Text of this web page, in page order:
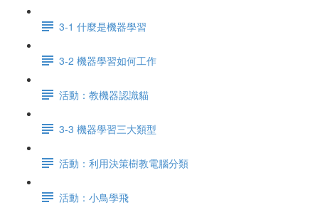
3-1 什麼是機器學習
3-2 機器學習如何工作
活動：教機器認識貓
3-3 機器學習三大類型
活動：利用決策樹教電腦分類
活動：小鳥學飛